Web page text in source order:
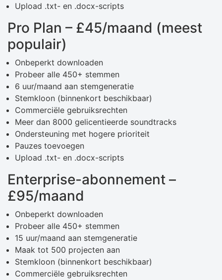
Upload .txt- en .docx-scripts
Pro Plan – £45/maand (meest
populair)
Onbeperkt downloaden
Probeer alle 450+ stemmen
6 uur/maand aan stemgeneratie
Stemkloon (binnenkort beschikbaar)
Commerciële gebruiksrechten
Meer dan 8000 gelicentieerde soundtracks
Ondersteuning met hogere prioriteit
Pauzes toevoegen
Upload .txt- en .docx-scripts
Enterprise-abonnement – ​​
£95/maand
Onbeperkt downloaden
Probeer alle 450+ stemmen
15 uur/maand aan stemgeneratie
Maak tot 500 projecten aan
Stemkloon (binnenkort beschikbaar)
Commerciële gebruiksrechten